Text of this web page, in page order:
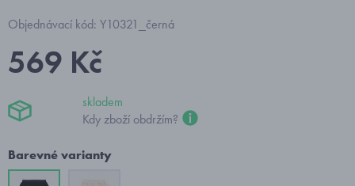
Objednávací kód: Y10321_černá
569 Kč
skladem
Kdy zboží obdržím?
Barevné varianty